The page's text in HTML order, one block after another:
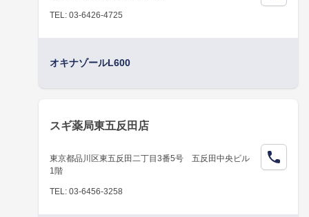
TEL: 03-6426-4725
オキナゾールL600
スギ薬局東五反田店
東京都品川区東五反田二丁目3番5号 五反田中央ビル
1階
TEL: 03-6456-3258